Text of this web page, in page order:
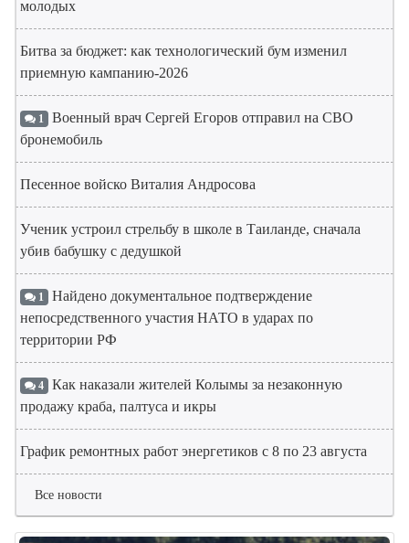
молодых
Битва за бюджет: как технологический бум изменил
приемную кампанию-2026
1 Военный врач Сергей Егоров отправил на СВО
бронемобиль
Песенное войско Виталия Андросова
Ученик устроил стрельбу в школе в Таиланде, сначала
убив бабушку с дедушкой
1 Найдено документальное подтверждение
непосредственного участия НАТО в ударах по
территории РФ
4 Как наказали жителей Колымы за незаконную
продажу краба, палтуса и икры
График ремонтных работ энергетиков с 8 по 23 августа
Все новости